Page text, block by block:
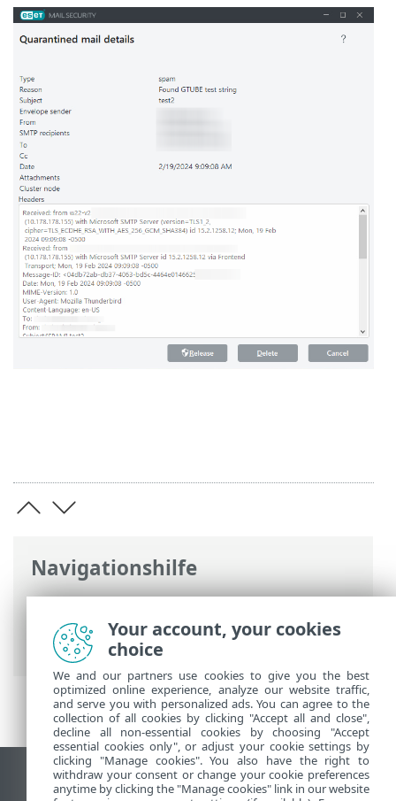
Navigationshilfe
ESET Online-Hilfe>ESET Mail Security>
Arbeiten mit ESET Mail Security > E-Mail-
Quarantäne
Desktop-Site anzeigen
Your account, your cookies
choice
We and our partners use cookies to give you the best
optimized online experience, analyze our website traffic,
and serve you with personalized ads. You can agree to the
collection of all cookies by clicking "Accept all and close",
decline all non-essential cookies by choosing "Accept
essential cookies only", or adjust your cookie settings by
clicking "Manage cookies". You also have the right to
withdraw your consent or change your cookie preferences
anytime by clicking the "Manage cookies" link in our website